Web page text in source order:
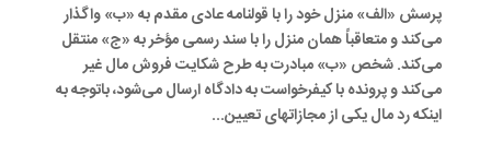
پرسش «الف» منزل خود را با قولنامه عادی مقدم به «ب» واگذار
می‌کند و متعاقباً همان منزل را با سند رسمی مؤخر به «ج» منتقل
می‌کند. شخص «ب» مبادرت به طرح شکایت فروش مال غیر
می‌کند و پرونده با کیفرخواست به دادگاه ارسال می‌شود، باتوجه به
اینکه رد مال یکی از مجازاتهای تعیین...